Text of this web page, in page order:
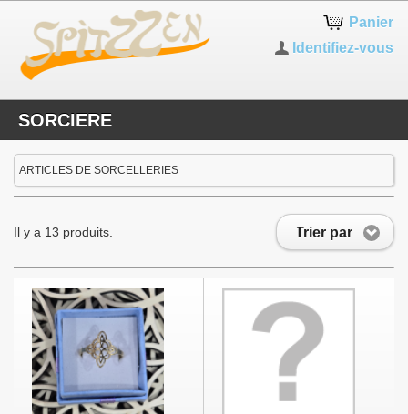
Panier
Identifiez-vous
SORCIERE
ARTICLES DE SORCELLERIES
Trier par
Il y a 13 produits.